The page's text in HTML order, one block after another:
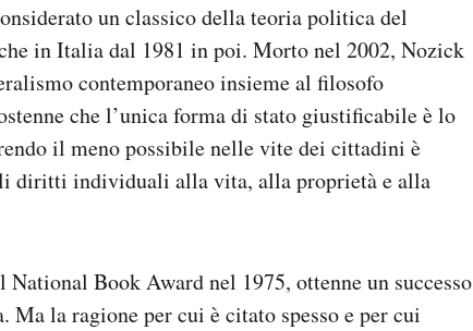
un classico della teoria politica del
in Italia dal 1981 in poi. Morto nel 2002, Nozick
contemporaneo insieme al filosofo
che l’unica forma di stato giustificabile è lo
il meno possibile nelle vite dei cittadini è
diritti individuali alla vita, alla proprietà e alla
National Book Award nel 1975, ottenne un successo
la ragione per cui è citato spesso e per cui